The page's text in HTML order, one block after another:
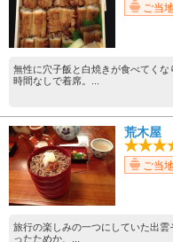
ご当
無性に穴子飯と白焼きが食べてく
時間なしで着席。...
荒木屋
ご当
旅行の楽しみの一つにしていた出
ったためか、...